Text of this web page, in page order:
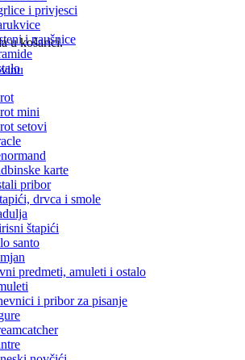
u košarici.
i privjesci
i naušnice
mini
setovi
karte
pribor
drvca i smole
štapići
santo
predmeti, amuleti i ostalo
i pribor za pisanje